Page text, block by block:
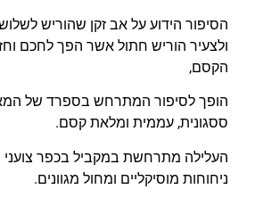
הסיפור הידוע על אב זקן שהוריש
ולצעיר הוריש חתול אשר הפך לחכם
הקסם,
ססגונית, עממית ומלאת קסם.
העלילה מתרחשת במקביל בכפר צועני
ניחוחות מוסיקליים ומחול מגוונים.